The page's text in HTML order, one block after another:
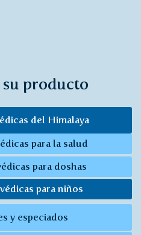
su producto
del Himalaya
para la salud
para doshas
para niños
y especiados